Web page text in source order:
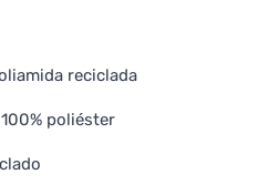
reciclada
poliéster